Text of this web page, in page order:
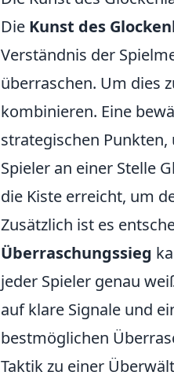
Die Kunst des
Verständnis der
überraschen. Um dies
kombinieren. Eine
strategischen
Spieler an einer Stelle
die Kiste erreicht, um
Zusätzlich ist es
Überraschungssieg
jeder Spieler genau
auf klare Signale und
bestmöglichen
Taktik zu einer